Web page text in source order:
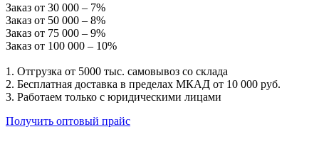
Заказ от 30 000 – 7%
Заказ от 50 000 – 8%
Заказ от 75 000 – 9%
Заказ от 100 000 – 10%
1. Отгрузка от 5000 тыс. самовывоз со склада
2. Бесплатная доставка в пределах МКАД от 10 000 руб.
3. Работаем только с юридическими лицами
Получить оптовый прайс